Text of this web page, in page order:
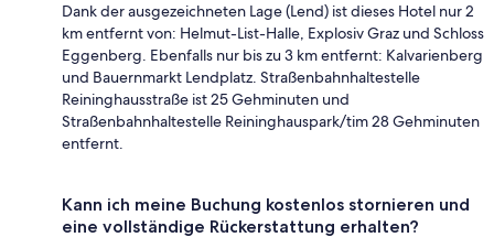
Dank der ausgezeichneten Lage (Lend) ist dieses Hotel nur 2
km entfernt von: Helmut-List-Halle, Explosiv Graz und Schloss
Eggenberg. Ebenfalls nur bis zu 3 km entfernt: Kalvarienberg
und Bauernmarkt Lendplatz. Straßenbahnhaltestelle
Reininghausstraße ist 25 Gehminuten und
Straßenbahnhaltestelle Reininghauspark/tim 28 Gehminuten
entfernt.
Kann ich meine Buchung kostenlos stornieren und
eine vollständige Rückerstattung erhalten?